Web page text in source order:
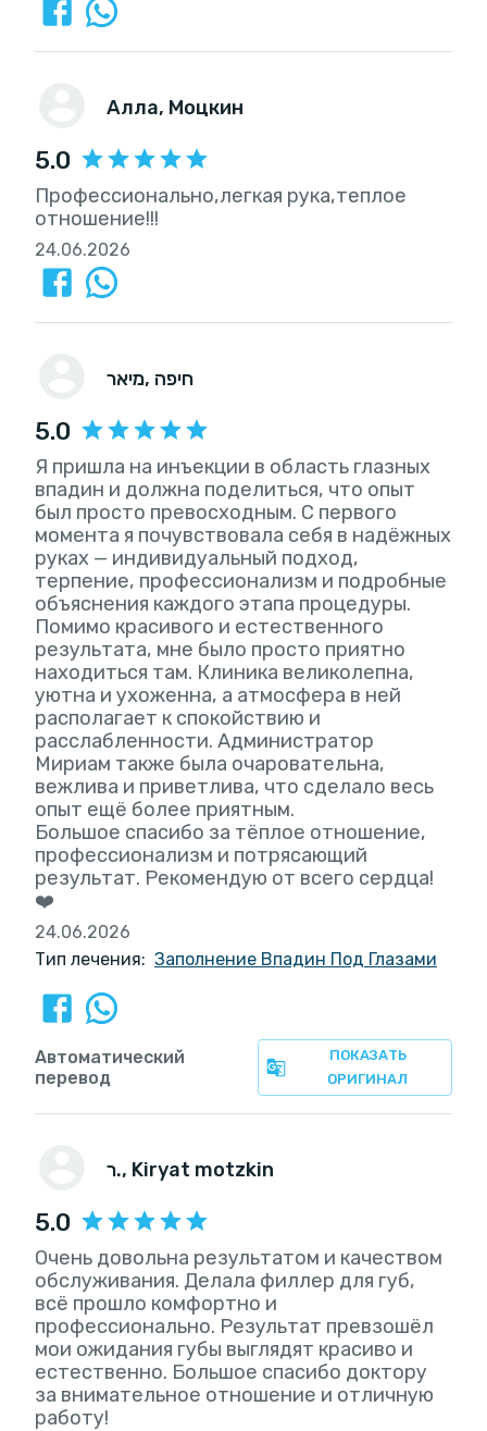
Алла, Моцкин
5.0
Профессионально,легкая рука,теплое
отношение!!!
24.06.2026
מיאר , חיפה
5.0
Я пришла на инъекции в область глазных
впадин и должна поделиться, что опыт
был просто превосходным. С первого
момента я почувствовала себя в надёжных
руках — индивидуальный подход,
терпение, профессионализм и подробные
объяснения каждого этапа процедуры.
Помимо красивого и естественного
результата, мне было просто приятно
находиться там. Клиника великолепна,
уютна и ухоженна, а атмосфера в ней
располагает к спокойствию и
расслабленности. Администратор
Мириам также была очаровательна,
вежлива и приветлива, что сделало весь
опыт ещё более приятным.
Большое спасибо за тёплое отношение,
профессионализм и потрясающий
результат. Рекомендую от всего сердца!
❤️
24.06.2026
Тип лечения: Заполнение Впадин Под Глазами
ПОКАЗАТЬ
ОРИГИНАЛ
Автоматический
перевод
ר., Kiryat motzkin
5.0
Очень довольна результатом и качеством
обслуживания. Делала филлер для губ,
всё прошло комфортно и
профессионально. Результат превзошёл
мои ожидания губы выглядят красиво и
естественно. Большое спасибо доктору
за внимательное отношение и отличную
работу!